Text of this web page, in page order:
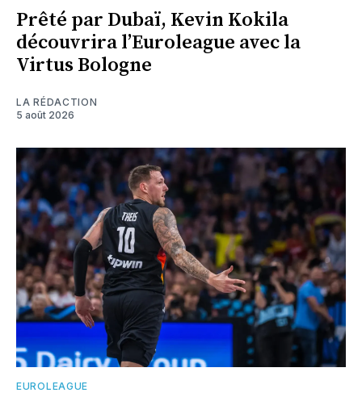
Prêté par Dubaï, Kevin Kokila
découvrira l’Euroleague avec la
Virtus Bologne
LA RÉDACTION
5 août 2026
EUROLEAGUE